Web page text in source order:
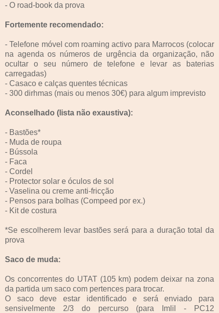
- O road-book da prova
Fortemente recomendado:
- Telefone móvel com roaming activo para Marrocos (colocar
na agenda os números de urgência da organização, não
ocultar o seu número de telefone e levar as baterias
carregadas)
- Casaco e calças quentes técnicas
- 300 dirhmas (mais ou menos 30€) para algum imprevisto
Aconselhado (lista não exaustiva):
- Bastões*
- Muda de roupa
- Bússola
- Faca
- Cordel
- Protector solar e óculos de sol
- Vaselina ou creme anti-fricção
- Pensos para bolhas (Compeed por ex.)
- Kit de costura
*Se escolherem levar bastões será para a duração total da
prova
Saco de muda:
Os concorrentes do UTAT (105 km) podem deixar na zona
da partida um saco com pertences para trocar.
O saco deve estar identificado e será enviado para
sensivelmente 2/3 do percurso (para Imlil - PC12